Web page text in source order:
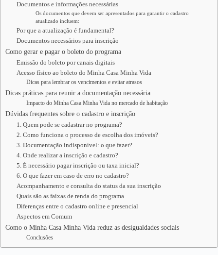
Documentos e informações necessárias
Os documentos que devem ser apresentados para garantir o cadastro
atualizado incluem:
Por que a atualização é fundamental?
Documentos necessários para inscrição
Como gerar e pagar o boleto do programa
Emissão do boleto por canais digitais
Acesso físico ao boleto do Minha Casa Minha Vida
Dicas para lembrar os vencimentos e evitar atrasos
Dicas práticas para reunir a documentação necessária
Impacto do Minha Casa Minha Vida no mercado de habitação
Dúvidas frequentes sobre o cadastro e inscrição
1. Quem pode se cadastrar no programa?
2. Como funciona o processo de escolha dos imóveis?
3. Documentação indisponível: o que fazer?
4. Onde realizar a inscrição e cadastro?
5. É necessário pagar inscrição ou taxa inicial?
6. O que fazer em caso de erro no cadastro?
Acompanhamento e consulta do status da sua inscrição
Quais são as faixas de renda do programa
Diferenças entre o cadastro online e presencial
Aspectos em Comum
Como o Minha Casa Minha Vida reduz as desigualdades sociais
Conclusões